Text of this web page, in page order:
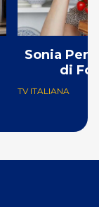
Sonia
di
TV ITALIANA